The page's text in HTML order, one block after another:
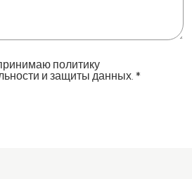
политику
и защиты данных. *